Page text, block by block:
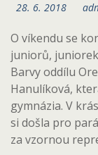
28. 6. 2018
O víkendu se
juniorů,
Barvy oddílu
Hanulíková,
gymnázia. V
si došla pro
za vzornou